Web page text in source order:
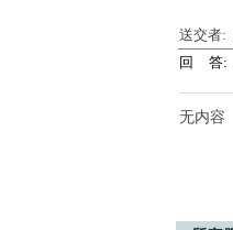
送交者:
回 答:
无内容